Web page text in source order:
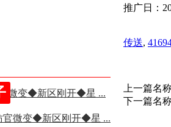
微变◆新区刚开◆星 ...
微变◆新区刚开◆星 ...
推广日：
传送,
上一篇名
下一篇名